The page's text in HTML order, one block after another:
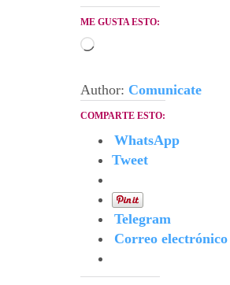
ME GUSTA ESTO:
Cargando...
Author: Comunicate
COMPARTE ESTO:
WhatsApp
Tweet
Telegram
Correo electrónico